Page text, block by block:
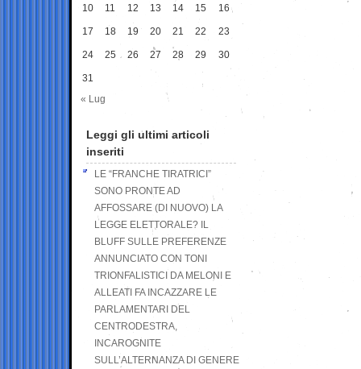
10 11 12 13 14 15 16
17 18 19 20 21 22 23
24 25 26 27 28 29 30
31
« Lug
Leggi gli ultimi articoli
inseriti
LE “FRANCHE TIRATRICI”
SONO PRONTE AD
AFFOSSARE (DI NUOVO) LA
LEGGE ELETTORALE? IL
BLUFF SULLE PREFERENZE
ANNUNCIATO CON TONI
TRIONFALISTICI DA MELONI E
ALLEATI FA INCAZZARE LE
PARLAMENTARI DEL
CENTRODESTRA,
INCAROGNITE
SULL’ALTERNANZA DI GENERE